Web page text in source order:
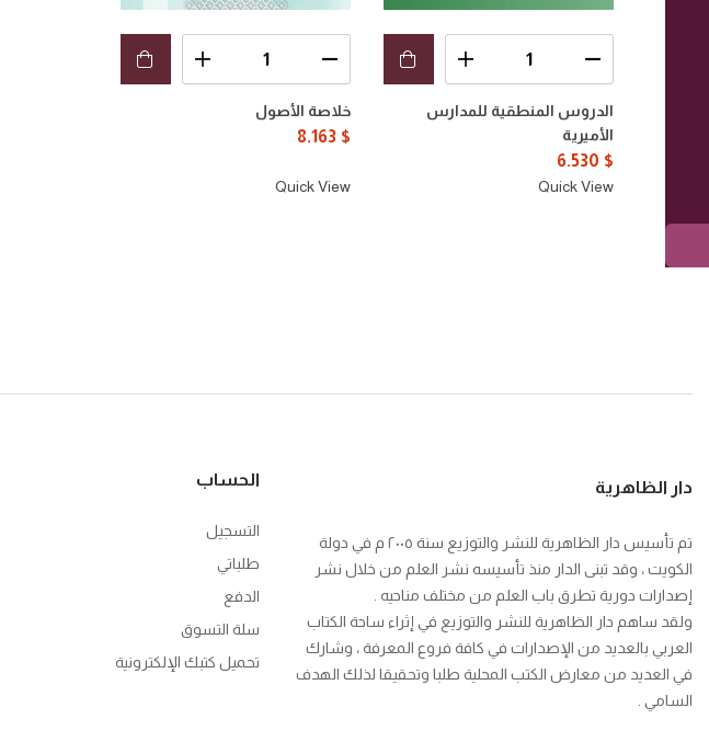
الدروس المنطقية للمدارس
الأميرية
6.530 $
Quick View
خلاصة الأصول
8.163 $
Quick View
دار الظاهرية
تم تأسيس دار الظاهرية للنشر والتوزيع سنة ٢٠٠٥ م في دولة
الكويت ، وقد تبنى الدار منذ تأسيسه نشر العلم من خلال نشر
إصدارات دورية تطرق باب العلم من مختلف مناحيه .
ولقد ساهم دار الظاهرية للنشر والتوزيع في إثراء ساحة الكتاب
العربي بالعديد من الإصدارات في كافة فروع المعرفة ، وشارك
في العديد من معارض الكتب المحلية طلبا وتحقيقا لذلك الهدف
السامي .
الحساب
التسجيل
طلباتي
الدفع
سلة التسوق
تحميل كتبك الإلكترونية